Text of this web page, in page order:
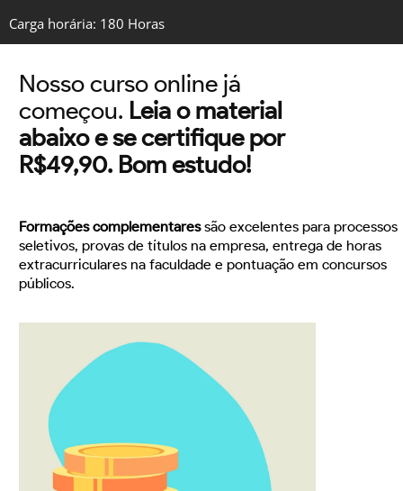
Carga horária: 180 Horas
Nosso curso online já
começou. Leia o material
abaixo e se certifique por
R$49,90. Bom estudo!
Formações complementaressão excelentes para processos
seletivos, provas de títulos na empresa, entrega de horas
extracurriculares na faculdade e pontuação em concursos
públicos.